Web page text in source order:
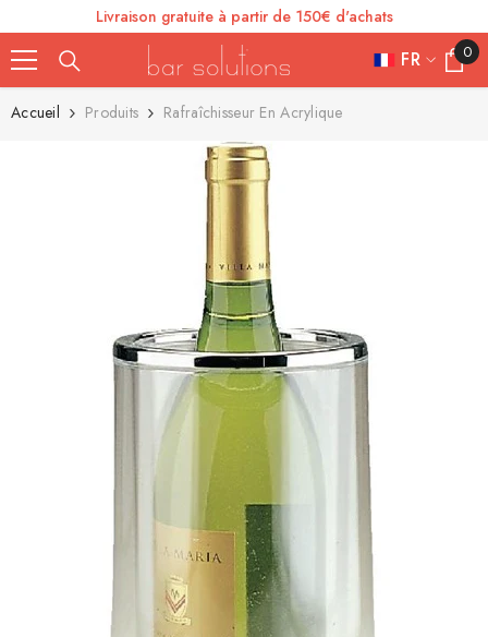
SE RENDRE AU CONTENU
Livraison gratuite à partir de 150€ d'achats
FR
FR
0
0
article
Accueil Produits Rafraîchisseur En Acrylique